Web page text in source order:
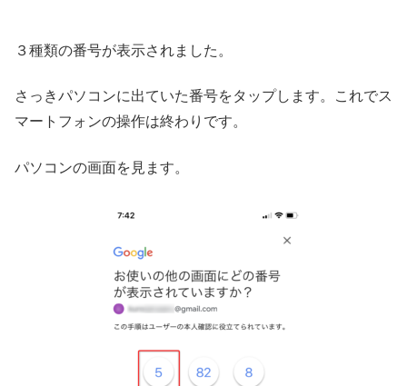
３種類の番号が表示されました。
さっきパソコンに出ていた番号をタップします。これでス
マートフォンの操作は終わりです。
パソコンの画面を見ます。